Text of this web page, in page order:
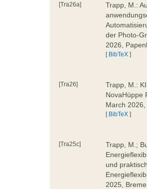
[Tra26a]
Trapp, M.:
der Photo-
2026,
[ BibTeX ]
[Tra26]
Trapp, M.:
NovaHüppe
March
[ BibTeX ]
[Tra25c]
Trapp, M.;
und
2025,